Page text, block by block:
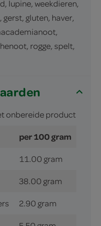
lupine, weekdieren,
gluten, haver,
rogge, spelt,
onbereide product
per 100 gram
11.00 gram
38.00 gram
2.90 gram